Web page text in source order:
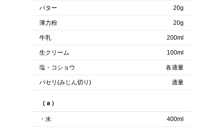
バター 20g
薄力粉 20g
牛乳 200ml
生クリーム 100ml
塩・コショウ 各適量
パセリ(みじん切り) 適量
（ａ）
・水 400ml